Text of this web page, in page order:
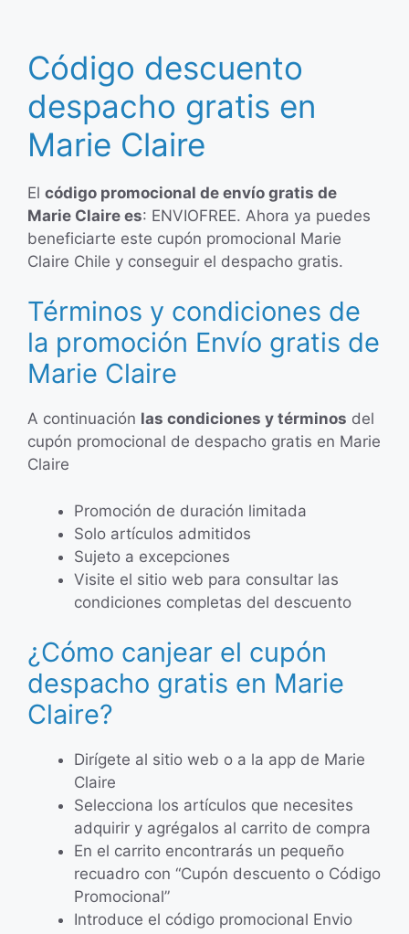
Código descuento
despacho gratis en
Marie Claire
El código promocional de envío gratis de
Marie Claire es: ENVIOFREE. Ahora ya puedes
beneficiarte este cupón promocional Marie
Claire Chile y conseguir el despacho gratis.
Términos y condiciones de
la promoción Envío gratis de
Marie Claire
A continuación las condiciones y términos del
cupón promocional de despacho gratis en Marie
Claire
Promoción de duración limitada
Solo artículos admitidos
Sujeto a excepciones
Visite el sitio web para consultar las
condiciones completas del descuento
¿Cómo canjear el cupón
despacho gratis en Marie
Claire?
Dirígete al sitio web o a la app de Marie
Claire
Selecciona los artículos que necesites
adquirir y agrégalos al carrito de compra
En el carrito encontrarás un pequeño
recuadro con “Cupón descuento o Código
Promocional”
Introduce el código promocional Envio